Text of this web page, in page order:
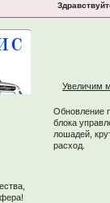
Увеличим
Обновление
блока
лошадей,
расход.